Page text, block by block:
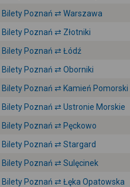
Bilety Poznań ⇄ Warszawa
Bilety Poznań ⇄ Złotniki
Bilety Poznań ⇄ Łódź
Bilety Poznań ⇄ Oborniki
Bilety Poznań ⇄ Kamień Pomorski
Bilety Poznań ⇄ Ustronie Morskie
Bilety Poznań ⇄ Pęckowo
Bilety Poznań ⇄ Stargard
Bilety Poznań ⇄ Sulęcinek
Bilety Poznań ⇄ Łęka Opatowska